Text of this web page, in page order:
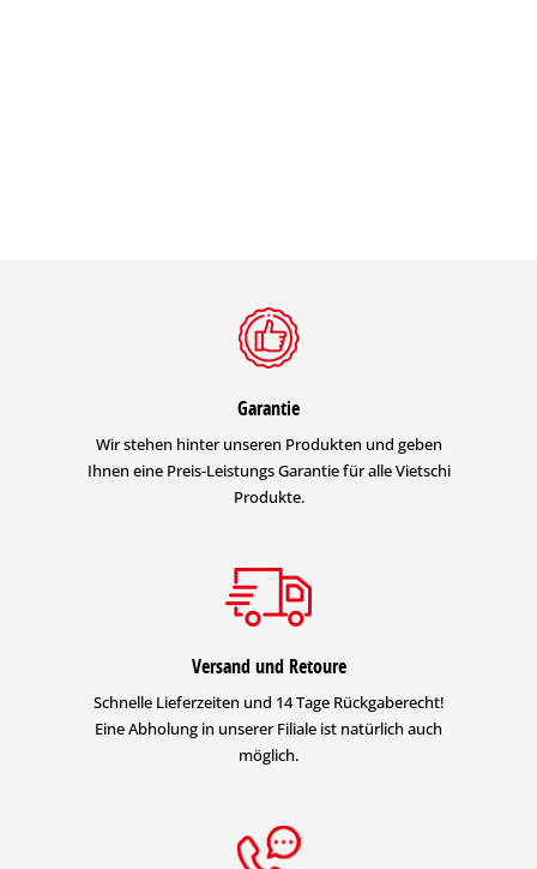
Garantie
Wir stehen hinter unseren Produkten und geben
Ihnen eine Preis-Leistungs Garantie für alle Vietschi
Produkte.
Versand und Retoure
Schnelle Lieferzeiten und 14 Tage Rückgaberecht!
Eine Abholung in unserer Filiale ist natürlich auch
möglich.